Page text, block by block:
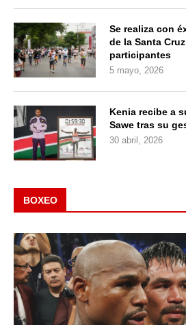
Se realiza con
de la Santa
participantes
5 mayo, 2026
Kenia recibe a
Sawe tras su
30 abril, 2026
BOXEO